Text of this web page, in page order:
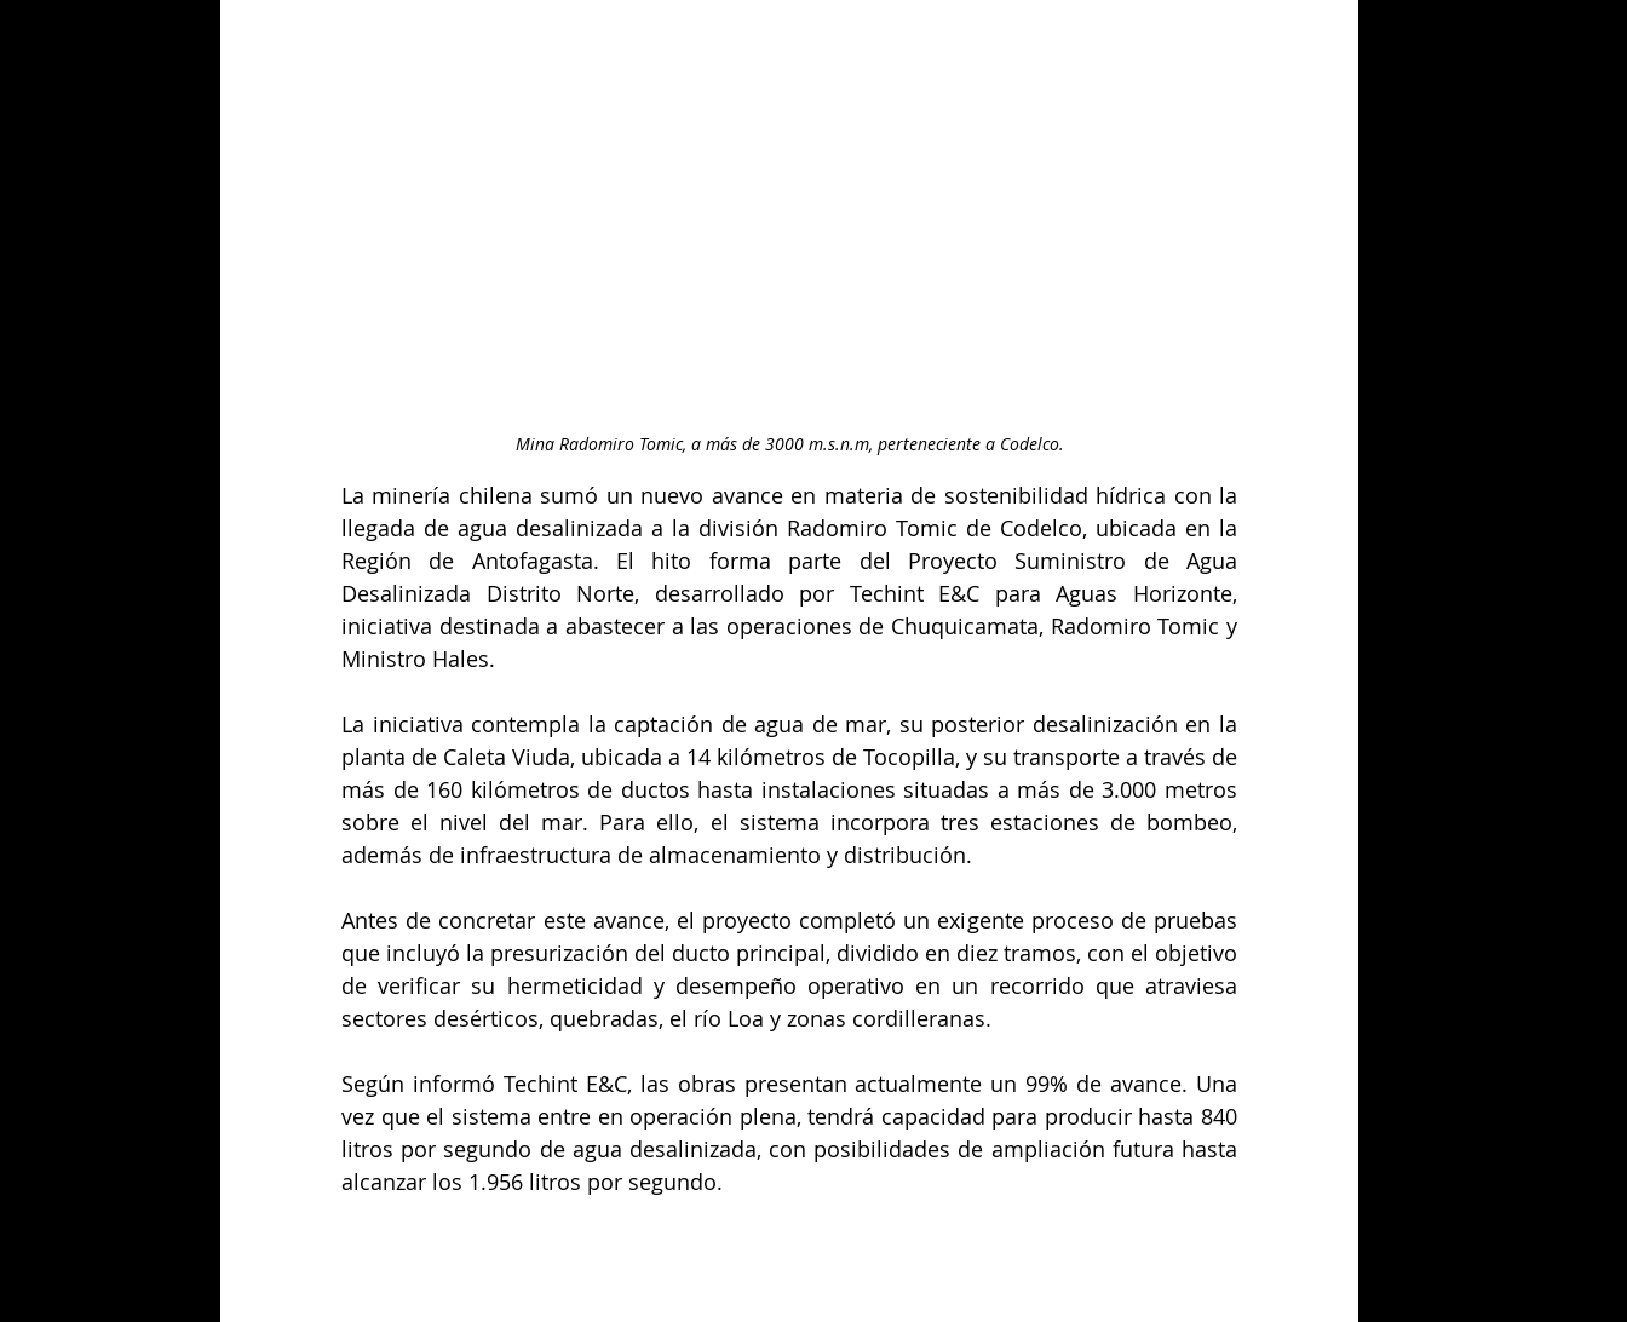
Mina Radomiro Tomic, a más de 3000 m.s.n.m, perteneciente a Codelco.
La minería chilena sumó un nuevo avance en materia de sostenibilidad hídrica con la
llegada de agua desalinizada a la división Radomiro Tomic de Codelco, ubicada en la
Región de Antofagasta. El hito forma parte del Proyecto Suministro de Agua
Desalinizada Distrito Norte, desarrollado por Techint E&C para Aguas Horizonte,
iniciativa destinada a abastecer a las operaciones de Chuquicamata, Radomiro Tomic y
Ministro Hales.
La iniciativa contempla la captación de agua de mar, su posterior desalinización en la
planta de Caleta Viuda, ubicada a 14 kilómetros de Tocopilla, y su transporte a través de
más de 160 kilómetros de ductos hasta instalaciones situadas a más de 3.000 metros
sobre el nivel del mar. Para ello, el sistema incorpora tres estaciones de bombeo,
además de infraestructura de almacenamiento y distribución.
Antes de concretar este avance, el proyecto completó un exigente proceso de pruebas
que incluyó la presurización del ducto principal, dividido en diez tramos, con el objetivo
de verificar su hermeticidad y desempeño operativo en un recorrido que atraviesa
sectores desérticos, quebradas, el río Loa y zonas cordilleranas.
Según informó Techint E&C, las obras presentan actualmente un 99% de avance. Una
vez que el sistema entre en operación plena, tendrá capacidad para producir hasta 840
litros por segundo de agua desalinizada, con posibilidades de ampliación futura hasta
alcanzar los 1.956 litros por segundo.